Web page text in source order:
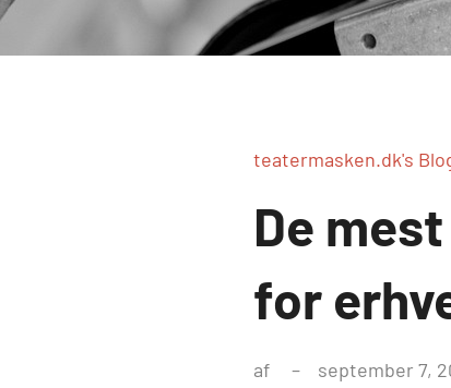
teatermasken.dk's
De
for
af september 7,